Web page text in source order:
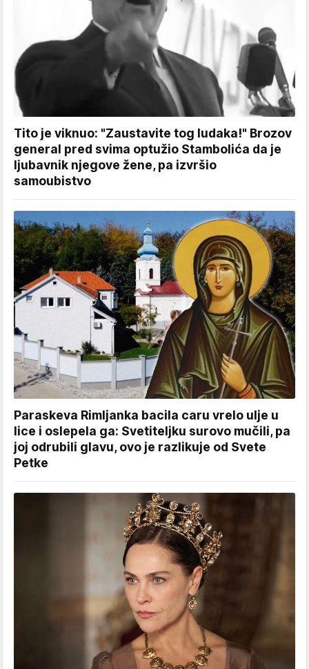
Tito je viknuo: "Zaustavite tog ludaka!" Brozov
general pred svima optužio Stambolića da je
ljubavnik njegove žene, pa izvršio
samoubistvo
Paraskeva Rimljanka bacila caru vrelo ulje u
lice i oslepela ga: Svetiteljku surovo mučili, pa
joj odrubili glavu, ovo je razlikuje od Svete
Petke